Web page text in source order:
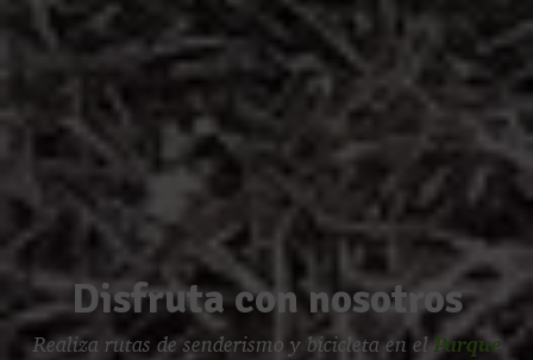
Disfruta con nosotros
Realiza rutas de senderismo y bicicleta en elParque